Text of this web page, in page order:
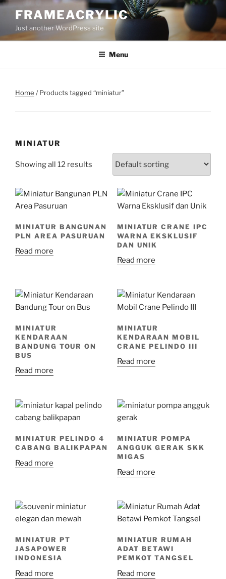
Skip
content
FRAMEACRYLIC
Just another WordPress site
Menu
Home / Products tagged “miniatur”
MINIATUR
Showing all 12 results
MINIATUR BANGUNAN
PLN AREA PASURUAN
Read more
MINIATUR CRANE IPC
WARNA EKSKLUSIF
DAN UNIK
Read more
MINIATUR
KENDARAAN
BANDUNG TOUR ON
BUS
Read more
MINIATUR
KENDARAAN MOBIL
CRANE PELINDO III
Read more
MINIATUR PELINDO 4
CABANG BALIKPAPAN
Read more
MINIATUR POMPA
ANGGUK GERAK SKK
MIGAS
Read more
MINIATUR PT
JASAPOWER
INDONESIA
Read more
MINIATUR RUMAH
ADAT BETAWI
PEMKOT TANGSEL
Read more